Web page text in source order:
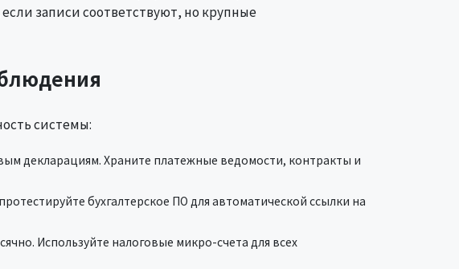
записи соответствуют, но крупные
системы:
декларациям. Храните платежные ведомости, контракты и
бухгалтерское ПО для автоматической ссылки на
Используйте налоговые микро-счета для всех